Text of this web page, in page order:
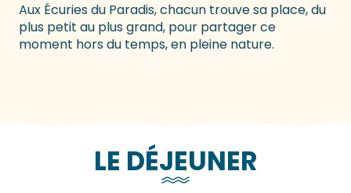
Aux Écuries du Paradis, chacun trouve sa place, du
plus petit au plus grand, pour partager ce
moment hors du temps, en pleine nature.
LE DÉJEUNER